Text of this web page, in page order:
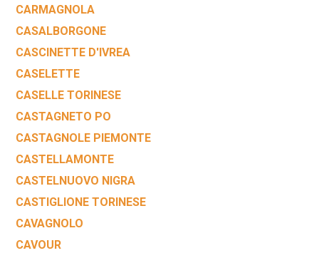
CARMAGNOLA
CASALBORGONE
CASCINETTE D'IVREA
CASELETTE
CASELLE TORINESE
CASTAGNETO PO
CASTAGNOLE PIEMONTE
CASTELLAMONTE
CASTELNUOVO NIGRA
CASTIGLIONE TORINESE
CAVAGNOLO
CAVOUR